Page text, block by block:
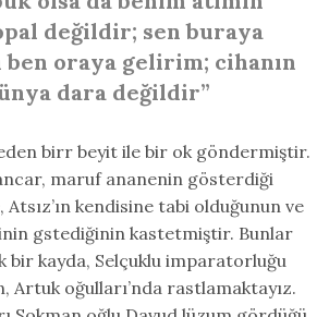
değildir; sen buraya
ben oraya gelirim; cihanın
dara değildir”
birr beyit ile bir ok göndermiştir.
maruf ananenin gösterdiği
kendisine tabi olduğunun ve
gstediğinin kastetmiştir. Bunlar
bir kayda, Selçuklu imparatorluğu
Artuk oğulları’nda rastlamaktayız.